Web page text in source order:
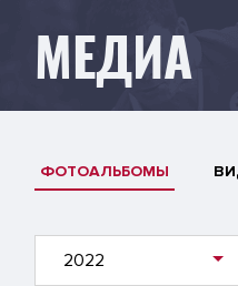
МЕДИА
ФОТОАЛЬБОМЫ
2022